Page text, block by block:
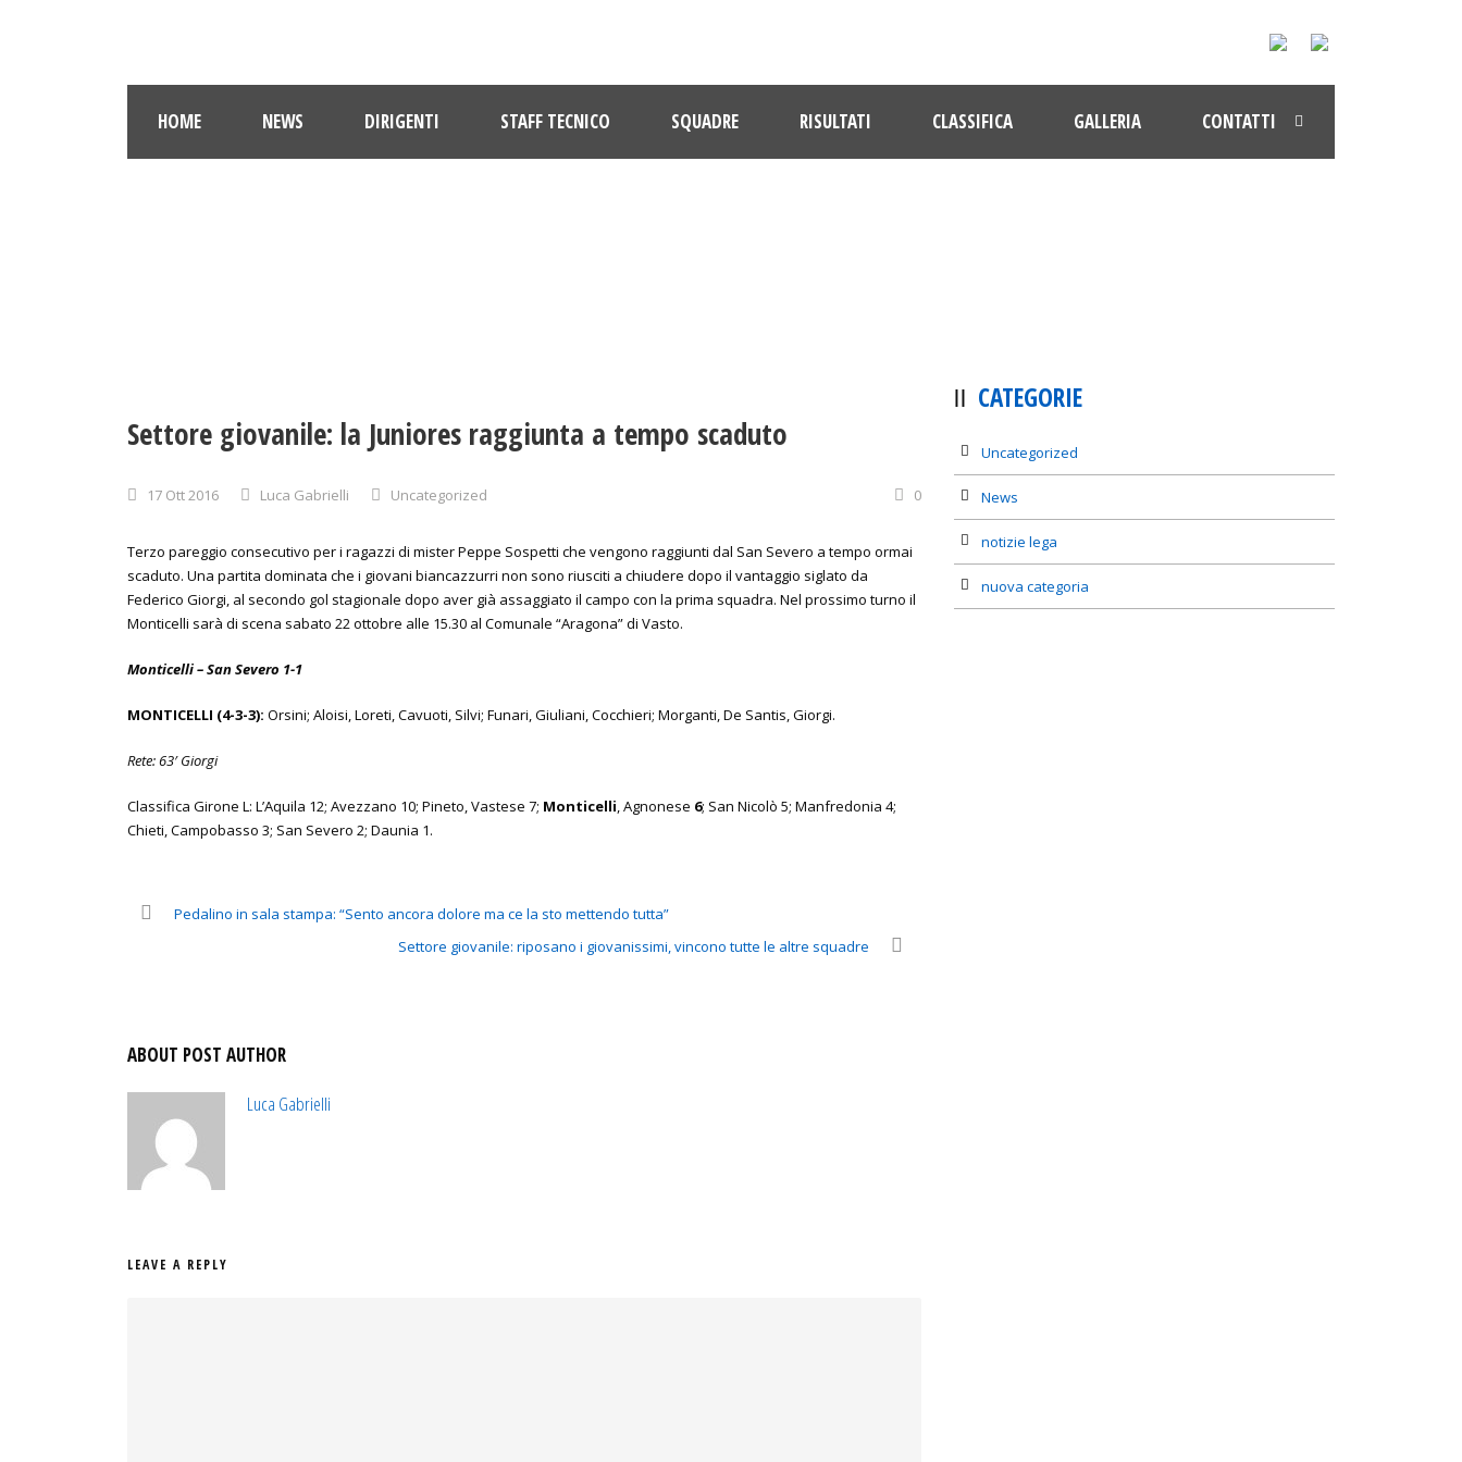
HOME NEWS DIRIGENTI STAFF TECNICO SQUADRE RISULTATI CLASSIFICA GALLERIA CONTATTI
Settore giovanile: la Juniores raggiunta a tempo scaduto
17 Ott 2016 Luca Gabrielli Uncategorized 0
Terzo pareggio consecutivo per i ragazzi di mister Peppe Sospetti che vengono raggiunti dal San Severo a tempo ormai
scaduto. Una partita dominata che i giovani biancazzurri non sono riusciti a chiudere dopo il vantaggio siglato da
Federico Giorgi, al secondo gol stagionale dopo aver già assaggiato il campo con la prima squadra. Nel prossimo turno il
Monticelli sarà di scena sabato 22 ottobre alle 15.30 al Comunale “Aragona” di Vasto.
Monticelli – San Severo 1-1
MONTICELLI (4-3-3): Orsini; Aloisi, Loreti, Cavuoti, Silvi; Funari, Giuliani, Cocchieri; Morganti, De Santis, Giorgi.
Rete: 63′ Giorgi
Classifica Girone L: L’Aquila 12; Avezzano 10; Pineto, Vastese 7; Monticelli, Agnonese 6; San Nicolò 5; Manfredonia 4;
Chieti, Campobasso 3; San Severo 2; Daunia 1.
Pedalino in sala stampa: “Sento ancora dolore ma ce la sto mettendo tutta”
Settore giovanile: riposano i giovanissimi, vincono tutte le altre squadre
ABOUT POST AUTHOR
Luca Gabrielli
LEAVE A REPLY
CATEGORIE
Uncategorized
News
notizie lega
nuova categoria